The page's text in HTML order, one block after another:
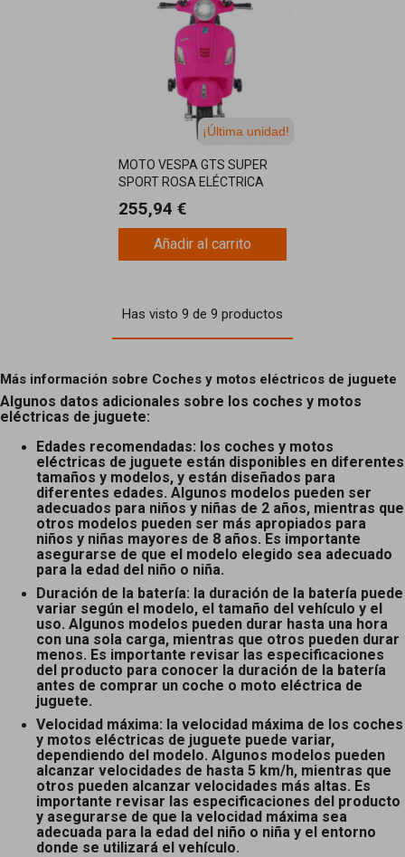
¡Última unidad!
MOTO VESPA GTS SUPER
SPORT ROSA ELÉCTRICA
255,94 €
Añadir al carrito
Has visto 9 de 9 productos
Más información sobre Coches y motos eléctricos de juguete
Algunos datos adicionales sobre los coches y motos
eléctricas de juguete:
Edades recomendadas: los coches y motos
eléctricas de juguete están disponibles en diferentes
tamaños y modelos, y están diseñados para
diferentes edades. Algunos modelos pueden ser
adecuados para niños y niñas de 2 años, mientras que
otros modelos pueden ser más apropiados para
niños y niñas mayores de 8 años. Es importante
asegurarse de que el modelo elegido sea adecuado
para la edad del niño o niña.
Duración de la batería: la duración de la batería puede
variar según el modelo, el tamaño del vehículo y el
uso. Algunos modelos pueden durar hasta una hora
con una sola carga, mientras que otros pueden durar
menos. Es importante revisar las especificaciones
del producto para conocer la duración de la batería
antes de comprar un coche o moto eléctrica de
juguete.
Velocidad máxima: la velocidad máxima de los coches
y motos eléctricas de juguete puede variar,
dependiendo del modelo. Algunos modelos pueden
alcanzar velocidades de hasta 5 km/h, mientras que
otros pueden alcanzar velocidades más altas. Es
importante revisar las especificaciones del producto
y asegurarse de que la velocidad máxima sea
adecuada para la edad del niño o niña y el entorno
donde se utilizará el vehículo.